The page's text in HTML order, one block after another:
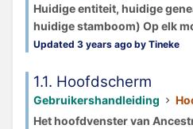
Huidige entiteit, huidige
huidige stamboom) Op elk
Updated 3 years ago by Tineke
1.1. Hoofdscherm
Gebruikershandleiding
Het hoofdvenster van